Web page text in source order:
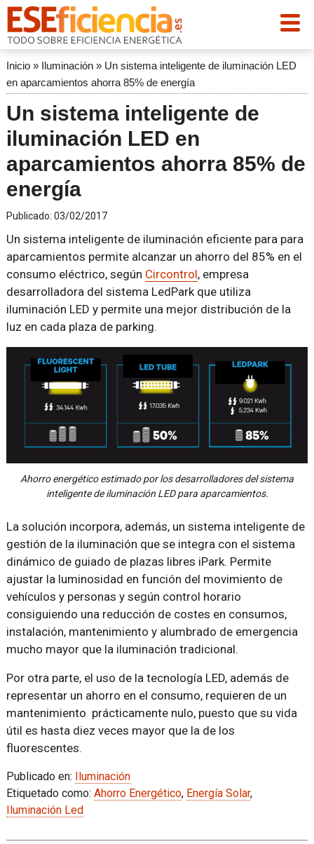
Inicio» Iluminación» Un sistema inteligente de iluminación LED
en aparcamientos ahorra 85% de energía
Un sistema inteligente de
iluminación LED en
aparcamientos ahorra 85% de
energía
Publicado: 03/02/2017
Un sistema inteligente de iluminación eficiente para para
aparcamientos permite alcanzar un ahorro del 85% en el
consumo eléctrico, según Circontrol, empresa
desarrolladora del sistema LedPark que utiliza
iluminación LED y permite una mejor distribución de la
luz en cada plaza de parking.
Ahorro energético estimado por los desarrolladores del sistema
inteligente de iluminación LED para aparcamientos.
La solución incorpora, además, un sistema inteligente de
gestión de la iluminación que se integra con el sistema
dinámico de guiado de plazas libres iPark. Permite
ajustar la luminosidad en función del movimiento de
vehículos y personas y según control horario
consiguiendo una reducción de costes en consumos,
instalación, mantenimiento y alumbrado de emergencia
mucho mayor que la iluminación tradicional.
Por otra parte, el uso de la tecnología LED, además de
representar un ahorro en el consumo, requieren de un
mantenimiento prácticamente nulo, puesto que su vida
útil es hasta diez veces mayor que la de los
fluorescentes.
Publicado en:
Iluminación
Etiquetado como: Ahorro Energético, Energía Solar,
Iluminación Led